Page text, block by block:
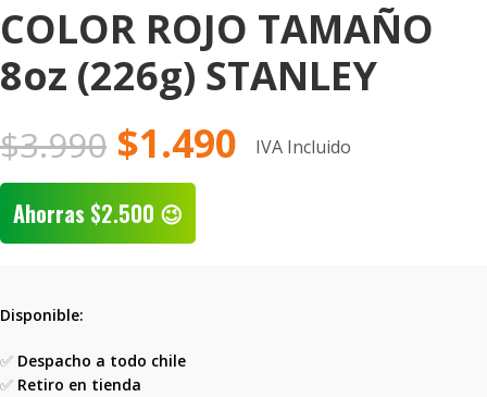
COLOR ROJO TAMAÑO
8oz (226g) STANLEY
$3.990 $1.490 IVA Incluido
Ahorras $2.500 😉
Disponible:
✅ Despacho a todo chile
✅ Retiro en tienda